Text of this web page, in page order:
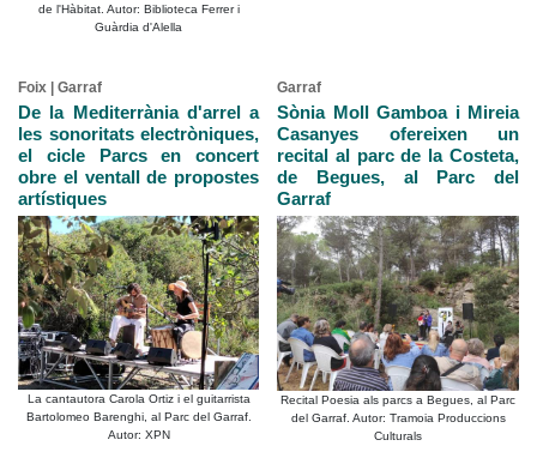
de l'Hàbitat. Autor: Biblioteca Ferrer i
Guàrdia d'Alella
Foix | Garraf
De la Mediterrània d'arrel a
les sonoritats electròniques,
el cicle Parcs en concert
obre el ventall de propostes
artístiques
La cantautora Carola Ortiz i el guitarrista
Bartolomeo Barenghi, al Parc del Garraf.
Autor: XPN
Garraf
Sònia Moll Gamboa i Mireia
Casanyes ofereixen un
recital al parc de la Costeta,
de Begues, al Parc del
Garraf
Recital Poesia als parcs a Begues, al Parc
del Garraf. Autor: Tramoia Produccions
Culturals